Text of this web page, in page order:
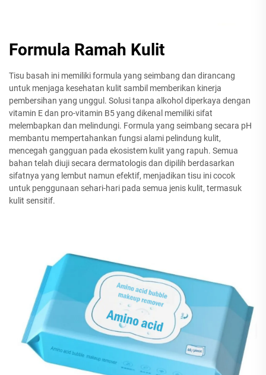
Formula Ramah Kulit
Tisu basah ini memiliki formula yang seimbang dan dirancang
untuk menjaga kesehatan kulit sambil memberikan kinerja
pembersihan yang unggul. Solusi tanpa alkohol diperkaya dengan
vitamin E dan pro-vitamin B5 yang dikenal memiliki sifat
melembapkan dan melindungi. Formula yang seimbang secara pH
membantu mempertahankan fungsi alami pelindung kulit,
mencegah gangguan pada ekosistem kulit yang rapuh. Semua
bahan telah diuji secara dermatologis dan dipilih berdasarkan
sifatnya yang lembut namun efektif, menjadikan tisu ini cocok
untuk penggunaan sehari-hari pada semua jenis kulit, termasuk
kulit sensitif.